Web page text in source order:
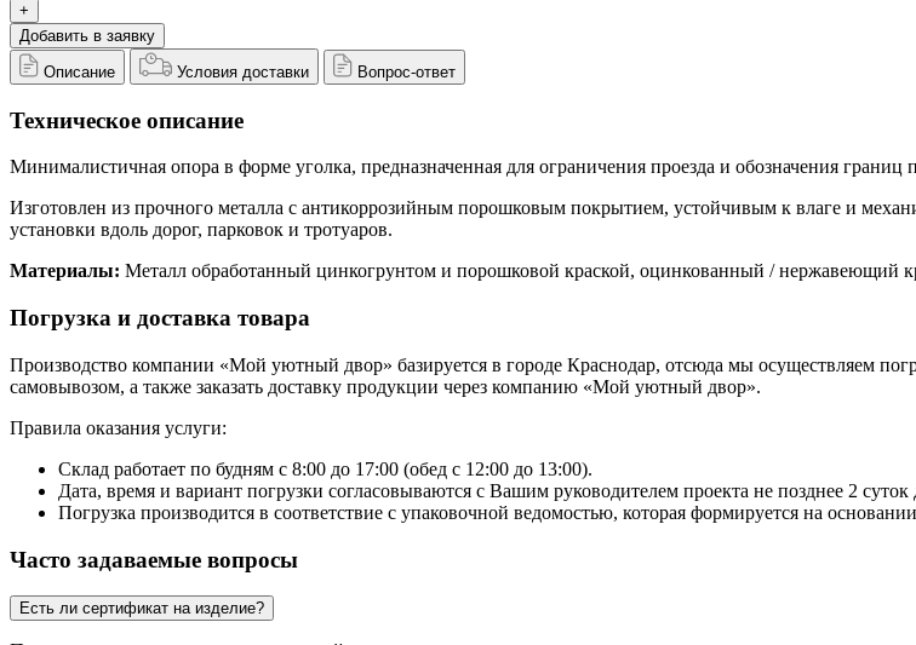
+
Добавить в заявку
Описание
Условия доставки Вопрос-ответ
Техническое описание
Минималистичная опора в форме уголка, предназначенная для ограничения проезда и обозначения
Изготовлен из прочного металла с антикоррозийным порошковым покрытием, устойчивым к влаге и
установки вдоль дорог, парковок и тротуаров.
Материалы: Металл обработанный цинкогрунтом и порошковой краской, оцинкованный / нержавеющий
Погрузка и доставка товара
Производство компании «Мой уютный двор» базируется в городе Краснодар, отсюда мы осуществляем
самовывозом, а также заказать доставку продукции через компанию «Мой уютный двор».
Правила оказания услуги:
Склад работает по будням с 8:00 до 17:00 (обед с 12:00 до 13:00).
Дата, время и вариант погрузки согласовываются с Вашим руководителем проекта не позднее 2
Погрузка производится в соответствие с упаковочной ведомостью, которая формируется на
Часто задаваемые вопросы
Есть ли сертификат на изделие?